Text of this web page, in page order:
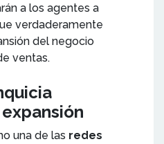
a los agentes a
verdaderamente
del negocio
ventas.
una de las redes